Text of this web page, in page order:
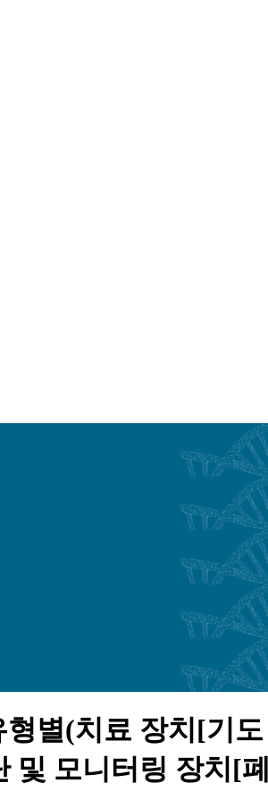
별(치료 장치[기
및 모니터링 장치[